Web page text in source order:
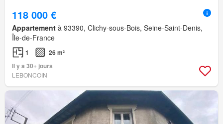
118 000 €
Appartement à 93390, Clichy-sous-Bois, Seine-Saint-Denis,
Île-de-France
1
26 m²
Il y a 30+ jours
LEBONCOIN